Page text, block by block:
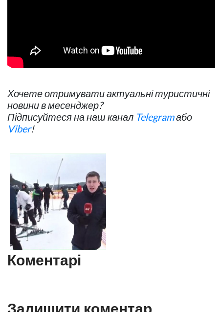
Хочете отримувати актуальні туристичні
новини в месенджер?
Підписуйтеся на наш канал Telegramабо
Viber!
Коментарі